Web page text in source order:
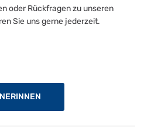
oder Rückfragen zu unseren
Sie uns gerne jederzeit.